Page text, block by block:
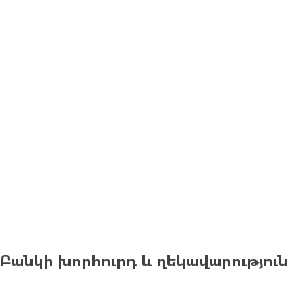
Բանկի խորհուրդ և ղեկավարություն